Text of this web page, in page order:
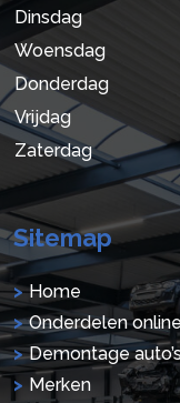
Dinsdag
Woensdag
Donderdag
Vrijdag
Zaterdag
Sitemap
Home
Onderdelen
Demontage
Merken